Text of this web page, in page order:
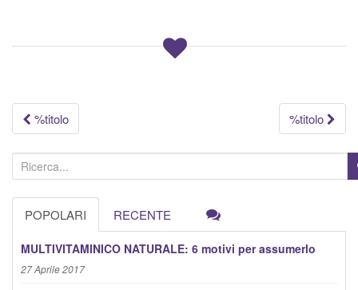
Navigazione
articolo
%titolo %titolo
e
r
POPOLARI RECENTE
MULTIVITAMINICO NATURALE: 6 motivi per assumerlo
27 Aprile 2017